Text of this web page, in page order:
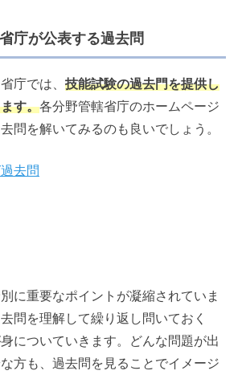
庁が公表する過去問
庁では、 技能試験の過去門を提供し
す。各分野管轄省庁のホームページ
問を解いてみるのも良いでしょう。
去問
に重要なポイントが凝縮されていま
問を理解して繰り返し問いておく
についていきます。どんな問題が出
方も、過去問を見ることでイメージ